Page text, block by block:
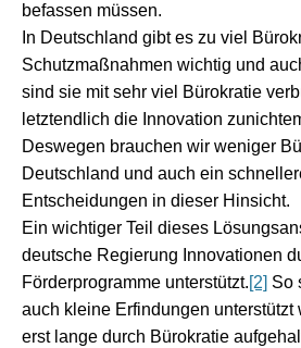
befassen müssen.
In Deutschland gibt es zu viel
Schutzmaßnahmen wichtig und
sind sie mit sehr viel Bürokratie
letztendlich die Innovation
Deswegen brauchen wir weniger
Deutschland und auch ein
Entscheidungen in dieser Hinsicht.
Ein wichtiger Teil dieses
deutsche Regierung Innovationen
Förderprogramme unterstützt.[2] So
auch kleine Erfindungen unterstützt
erst lange durch Bürokratie